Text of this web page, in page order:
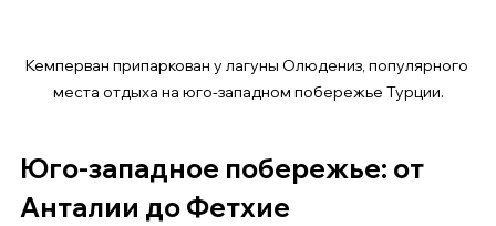
Кемперван припаркован у лагуны Олюдениз, популярного
места отдыха на юго-западном побережье Турции.
Юго-западное побережье: от
Анталии до Фетхие